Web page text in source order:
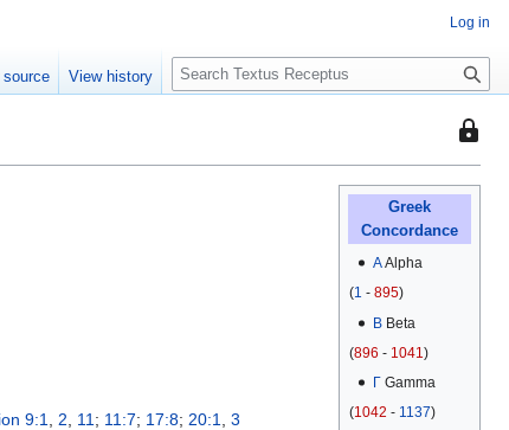
This
is
so
Greek
Concordance
ΑAlpha
(1 - 895)
ΒBeta
(896 - 1041)
ΓGamma
(1042 - 1137)
9:1 2 11 ; 11:7; 17:8; 20:1 ,3
Log in
source View history
S
e
c